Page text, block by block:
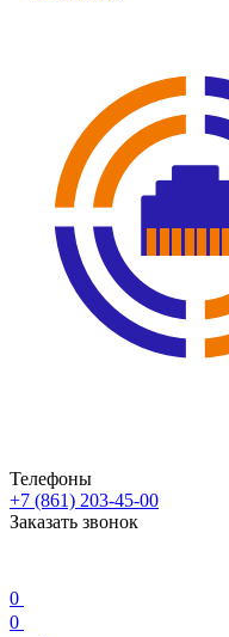
Телефоны
+7 (861) 203-45-00
Заказать звонок
0
0